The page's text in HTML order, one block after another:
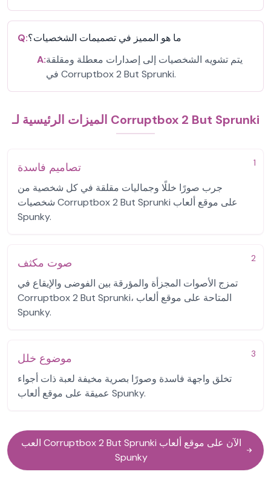
Q:ما هو المميز في تصميمات الشخصيات؟
A:يتم تشويه الشخصيات إلى إصدارات معطلة ومقلقة
في Corruptbox 2 But Sprunki.
الميزات الرئيسية لـ Corruptbox 2 But Sprunki
1 تصاميم فاسدة
جرب صورًا خللًا وجماليات مقلقة في كل شخصية من
شخصيات Corruptbox 2 But Sprunki على موقع ألعاب
Spunky.
2 صوت مكثف
تمزج الأصوات المجزأة والمؤرقة بين الفوضى والإيقاع في
Corruptbox 2 But Sprunki، المتاحة على موقع ألعاب
Spunky.
3 موضوع خلل
تخلق واجهة فاسدة وصورًا بصرية مخيفة لعبة ذات أجواء
عميقة على موقع ألعاب Spunky.
العب Corruptbox 2 But Sprunki الآن على موقع ألعاب
Spunky